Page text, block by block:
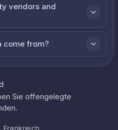
vendors and
come from?
Sie offengelegte
Frankreich